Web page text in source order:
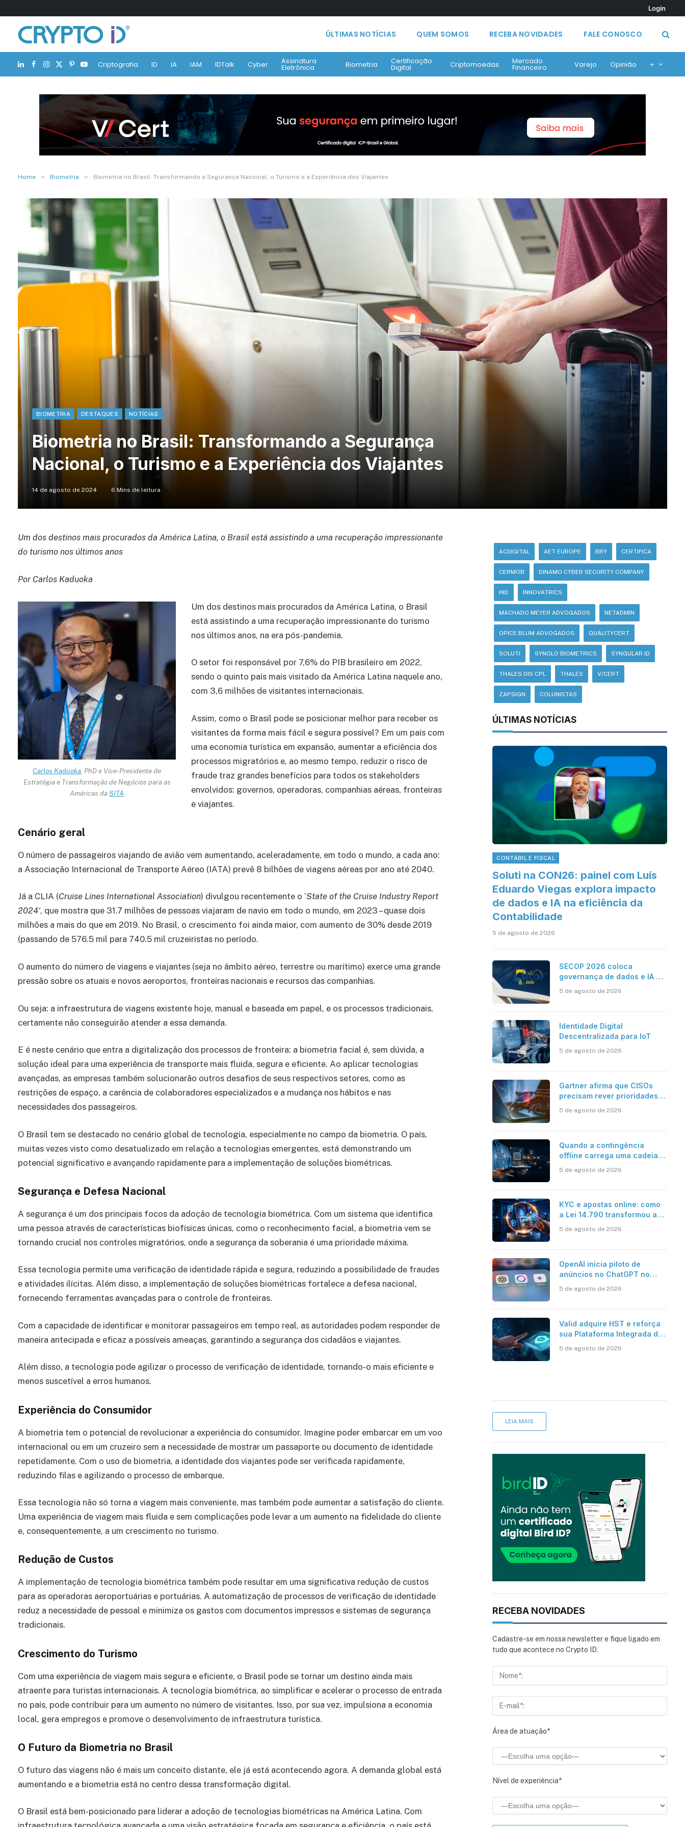
Login
ÚLTIMAS NOTÍCIAS QUEM SOMOS RECEBA NOVIDADES FALE CONOSCO
LinkedIn
Facebook
Instagram
X
(Twitter)
Pinterest
YouTubeCriptografia ID IA IAM IDTalk Cyber Assinatura
Eletrônica Biometria Certificação
Digital Criptomoedas Mercado
Financeiro Varejo Opinião +
Home » Biometria » Biometria no Brasil: Transformando a Segurança Nacional, o Turismo e a Experiência dos Viajantes
BIOMETRIA DESTAQUES NOTÍCIAS
Biometria no Brasil: Transformando a Segurança
Nacional, o Turismo e a Experiência dos Viajantes
14 de agosto de 2024 6 Mins de leitura
Um dos destinos mais procurados da América Latina, o Brasil está assistindo a uma recuperação impressionante
do turismo nos últimos anos
Por Carlos Kaduoka
Carlos Kaduoka, PhD e Vice-Presidente de
Estratégia e Transformação de Negócios para as
Américas daSITA
Um dos destinos mais procurados da América Latina, o Brasil
está assistindo a uma recuperação impressionante do turismo
nos últimos anos, na era pós-pandemia.
O setor foi responsável por 7,6% do PIB brasileiro em 2022,
sendo o quinto país mais visitado da América Latina naquele ano,
com 3,6 milhões de visitantes internacionais.
Assim, como o Brasil pode se posicionar melhor para receber os
visitantes da forma mais fácil e segura possível? Em um país com
uma economia turística em expansão, aumentar a eficiência dos
processos migratórios e, ao mesmo tempo, reduzir o risco de
fraude traz grandes benefícios para todos os stakeholders
envolvidos: governos, operadoras, companhias aéreas, fronteiras
e viajantes.
Cenário geral
O número de passageiros viajando de avião vem aumentando, aceleradamente, em todo o mundo, a cada ano:
a Associação Internacional de Transporte Aéreo (IATA) prevê 8 bilhões de viagens aéreas por ano até 2040.
Já a CLIA (Cruise Lines International Association) divulgou recentemente o ‘State of the Cruise Industry Report
2024′, que mostra que 31.7 milhões de pessoas viajaram de navio em todo o mundo, em 2023 – quase dois
milhões a mais do que em 2019. No Brasil, o crescimento foi ainda maior, com aumento de 30% desde 2019
(passando de 576.5 mil para 740.5 mil cruzeiristas no período.
O aumento do número de viagens e viajantes (seja no âmbito aéreo, terrestre ou marítimo) exerce uma grande
pressão sobre os atuais e novos aeroportos, fronteiras nacionais e recursos das companhias.
Ou seja: a infraestrutura de viagens existente hoje, manual e baseada em papel, e os processos tradicionais,
certamente não conseguirão atender a essa demanda.
E é neste cenário que entra a digitalização dos processos de fronteira: a biometria facial é, sem dúvida, a
solução ideal para uma experiência de transporte mais fluida, segura e eficiente. Ao aplicar tecnologias
avançadas, as empresas também solucionarão outros desafios de seus respectivos setores, como as
restrições de espaço, a carência de colaboradores especializados e a mudança nos hábitos e nas
necessidades dos passageiros.
O Brasil tem se destacado no cenário global de tecnologia, especialmente no campo da biometria. O país,
muitas vezes visto como desatualizado em relação a tecnologias emergentes, está demonstrando um
potencial significativo e avançando rapidamente para a implementação de soluções biométricas.
Segurança e Defesa Nacional
A segurança é um dos principais focos da adoção de tecnologia biométrica. Com um sistema que identifica
uma pessoa através de características biofísicas únicas, como o reconhecimento facial, a biometria vem se
tornando crucial nos controles migratórios, onde a segurança da soberania é uma prioridade máxima.
Essa tecnologia permite uma verificação de identidade rápida e segura, reduzindo a possibilidade de fraudes
e atividades ilícitas. Além disso, a implementação de soluções biométricas fortalece a defesa nacional,
fornecendo ferramentas avançadas para o controle de fronteiras.
Com a capacidade de identificar e monitorar passageiros em tempo real, as autoridades podem responder de
maneira antecipada e eficaz a possíveis ameaças, garantindo a segurança dos cidadãos e viajantes.
Além disso, a tecnologia pode agilizar o processo de verificação de identidade, tornando-o mais eficiente e
menos suscetível a erros humanos.
Experiência do Consumidor
A biometria tem o potencial de revolucionar a experiência do consumidor. Imagine poder embarcar em um voo
internacional ou em um cruzeiro sem a necessidade de mostrar um passaporte ou documento de identidade
repetidamente. Com o uso de biometria, a identidade dos viajantes pode ser verificada rapidamente,
reduzindo filas e agilizando o processo de embarque.
Essa tecnologia não só torna a viagem mais conveniente, mas também pode aumentar a satisfação do cliente.
Uma experiência de viagem mais fluida e sem complicações pode levar a um aumento na fidelidade do cliente
e, consequentemente, a um crescimento no turismo.
Redução de Custos
A implementação de tecnologia biométrica também pode resultar em uma significativa redução de custos
para as operadoras aeroportuárias e portuárias. A automatização de processos de verificação de identidade
reduz a necessidade de pessoal e minimiza os gastos com documentos impressos e sistemas de segurança
tradicionais.
Crescimento do Turismo
Com uma experiência de viagem mais segura e eficiente, o Brasil pode se tornar um destino ainda mais
atraente para turistas internacionais. A tecnologia biométrica, ao simplificar e acelerar o processo de entrada
no país, pode contribuir para um aumento no número de visitantes. Isso, por sua vez, impulsiona a economia
local, gera empregos e promove o desenvolvimento de infraestrutura turística.
O Futuro da Biometria no Brasil
O futuro das viagens não é mais um conceito distante, ele já está acontecendo agora. A demanda global está
aumentando e a biometria está no centro dessa transformação digital.
O Brasil está bem-posicionado para liderar a adoção de tecnologias biométricas na América Latina. Com
ACDIGITAL AET EUROPE BRY CERTIFICA
CERMOB DINAMO CYBER SECURITY COMPANY
HID INNOVATRICS
MACHADO MEYER ADVOGADOS NETADMIN
OPICE BLUM ADVOGADOS QUALITYCERT
SOLUTI SYNOLO BIOMETRICS SYNGULAR ID
THALES DIS CPL THALES V/CERT
ZAPSIGN COLUNISTAS
ÚLTIMAS NOTÍCIAS
CONTÁBIL E FISCAL
Soluti na CON26: painel com Luís
Eduardo Viegas explora impacto
de dados e IA na eficiência da
Contabilidade
5 de agosto de 2026
SECOP 2026 coloca
governança de dados e IA no
5 de agosto de 2026
Identidade Digital
Descentralizada para IoT
5 de agosto de 2026
Gartner afirma que CISOs
precisam rever prioridades
para enfrentar os desafios
5 de agosto de 2026
Quando a contingência
offline carrega uma cadeia
5 de agosto de 2026
KYC e apostas online: como
a Lei 14.790 transformou a
mercado brasileiro
5 de agosto de 2026
OpenAI inicia piloto de
anúncios no ChatGPT no
5 de agosto de 2026
Valid adquire HST e reforça
sua Plataforma Integrada de
5 de agosto de 2026
LEIA MAIS
RECEBA NOVIDADES
Cadastre-se em nossa newsletter e fique ligado em
tudo que acontece no Crypto ID.
Área de atuação*
Nível de experiência*